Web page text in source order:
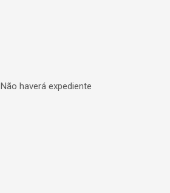
Não haverá expediente